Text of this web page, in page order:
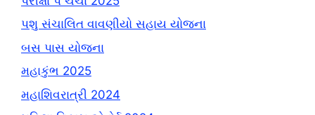
પશુ સંચાલિત વાવણીયો સહાય યોજના
બસ પાસ યોજના
મહાકુંભ 2025
મહાશિવરાત્રી 2024